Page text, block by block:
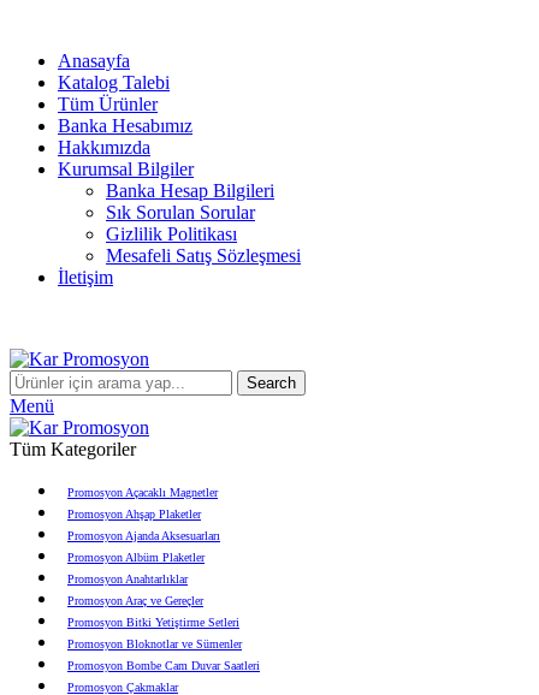
Anasayfa
Katalog Talebi
Tüm Ürünler
Banka Hesabımız
Hakkımızda
Kurumsal Bilgiler
Banka Hesap Bilgileri
Sık Sorulan Sorular
Gizlilik Politikası
Mesafeli Satış Sözleşmesi
İletişim
Search
Menü
Tüm Kategoriler
Promosyon Açacaklı Magnetler
Promosyon Ahşap Plaketler
Promosyon Ajanda Aksesuarları
Promosyon Albüm Plaketler
Promosyon Anahtarlıklar
Promosyon Araç ve Gereçler
Promosyon Bitki Yetiştirme Setleri
Promosyon Bloknotlar ve Sümenler
Promosyon Bombe Cam Duvar Saatleri
Promosyon Çakmaklar